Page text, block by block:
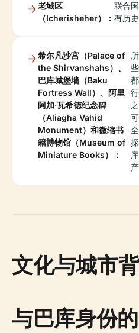
老城区
（Icherisheher）：
联合
有历
希尔凡沙宫（Palace of
the Shirvanshahs）、
巴库城堡墙（Baku
Fortress Wall）、阿里
阿加·瓦希德纪念碑
（Aliagha Vahid
Monument）和微缩书
籍博物馆（Museum of
Miniature Books）：
文化与城市
与巴库身份